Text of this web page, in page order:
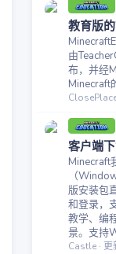
教育版
由
布，并经
Minecraft
客户端
Minecraft
（
版安装包
和登录，
教学、编
景。支持
Castle 更